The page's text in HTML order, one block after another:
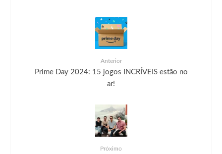
Anterior
Prime Day 2024: 15 jogos INCRÍVEIS estão no
ar!
Próximo